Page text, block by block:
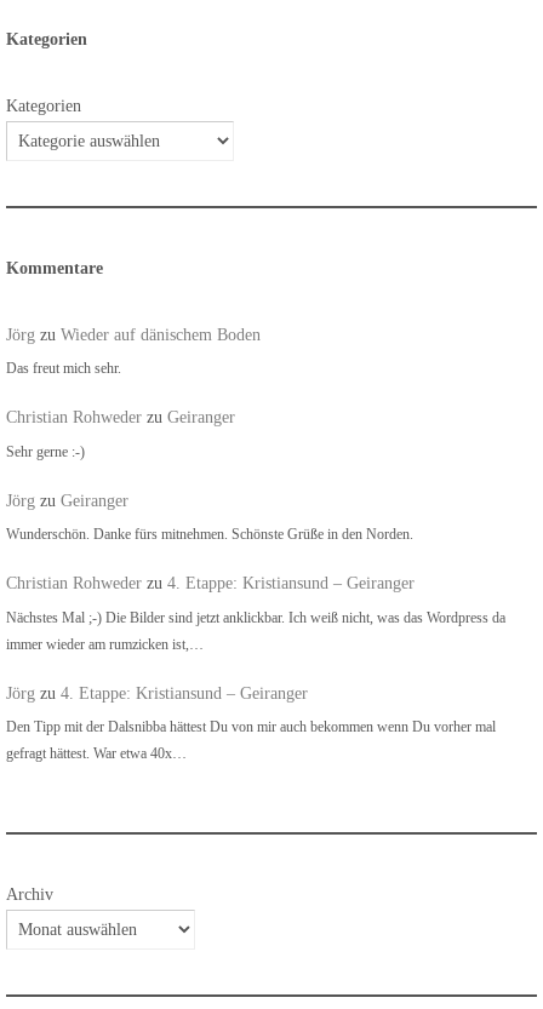
Kategorien
Kategorien
Kommentare
Jörg zu Wieder auf dänischem Boden
Das freut mich sehr.
Christian Rohweder zu Geiranger
Sehr gerne :-)
Jörg zu Geiranger
Wunderschön. Danke fürs mitnehmen. Schönste Grüße in den Norden.
Christian Rohweder zu 4. Etappe: Kristiansund – Geiranger
Nächstes Mal ;-) Die Bilder sind jetzt anklickbar. Ich weiß nicht, was das Wordpress da
immer wieder am rumzicken ist,…
Jörg zu 4. Etappe: Kristiansund – Geiranger
Den Tipp mit der Dalsnibba hättest Du von mir auch bekommen wenn Du vorher mal
gefragt hättest. War etwa 40x…
Archiv